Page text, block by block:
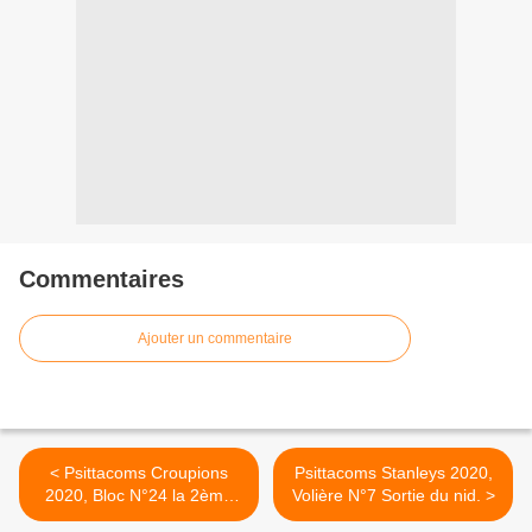
Commentaires
Ajouter un commentaire
< Psittacoms Croupions
2020, Bloc N°24 la 2ème
nichée.
Psittacoms Stanleys 2020,
Volière N°7 Sortie du nid. >